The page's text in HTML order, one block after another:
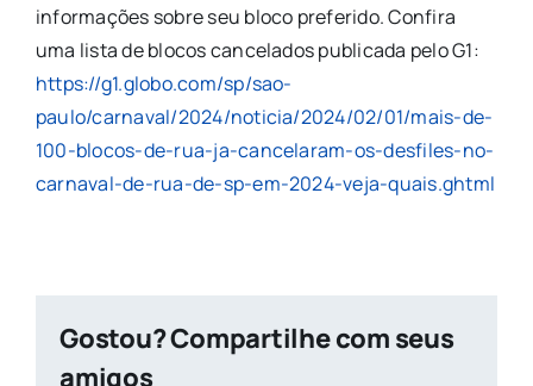
informações sobre seu bloco preferido. Confira
uma lista de blocos cancelados publicada pelo G1:
https://g1.globo.com/sp/sao-
paulo/carnaval/2024/noticia/2024/02/01/mais-de-
100-blocos-de-rua-ja-cancelaram-os-desfiles-no-
carnaval-de-rua-de-sp-em-2024-veja-quais.ghtml
Gostou? Compartilhe com seus
amigos